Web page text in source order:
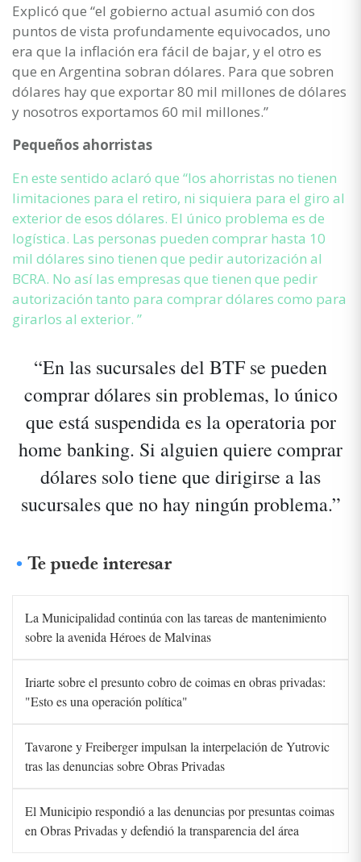
Explicó que “el gobierno actual asumió con dos
puntos de vista profundamente equivocados, uno
era que la inflación era fácil de bajar, y el otro es
que en Argentina sobran dólares. Para que sobren
dólares hay que exportar 80 mil millones de dólares
y nosotros exportamos 60 mil millones.”
Pequeños ahorristas
En este sentido aclaró que “los ahorristas no tienen
limitaciones para el retiro, ni siquiera para el giro al
exterior de esos dólares. El único problema es de
logística. Las personas pueden comprar hasta 10
mil dólares sino tienen que pedir autorización al
BCRA. No así las empresas que tienen que pedir
autorización tanto para comprar dólares como para
girarlos al exterior. ”
“En las sucursales del BTF se pueden
comprar dólares sin problemas, lo único
que está suspendida es la operatoria por
home banking. Si alguien quiere comprar
dólares solo tiene que dirigirse a las
sucursales que no hay ningún problema.”
Te puede interesar
La Municipalidad continúa con las tareas de mantenimiento
sobre la avenida Héroes de Malvinas
Iriarte sobre el presunto cobro de coimas en obras privadas:
"Esto es una operación política"
Tavarone y Freiberger impulsan la interpelación de Yutrovic
tras las denuncias sobre Obras Privadas
El Municipio respondió a las denuncias por presuntas coimas
en Obras Privadas y defendió la transparencia del área